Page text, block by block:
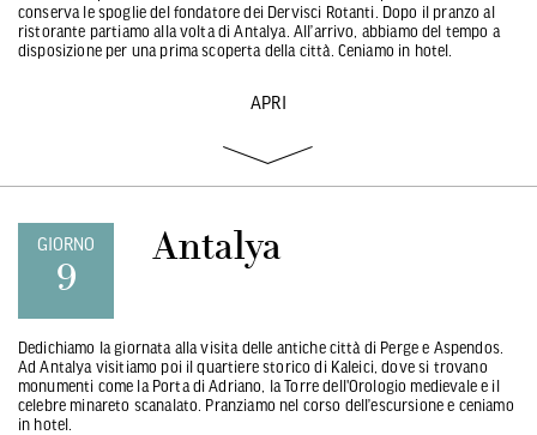
conserva le spoglie del fondatore dei Dervisci Rotanti. Dopo il pranzo al
ristorante partiamo alla volta di Antalya. All’arrivo, abbiamo del tempo a
disposizione per una prima scoperta della città. Ceniamo in hotel.
APRI
GIORNO
9
Antalya
Dedichiamo la giornata alla visita delle antiche città di Perge e Aspendos.
Ad Antalya visitiamo poi il quartiere storico di Kaleici, dove si trovano
monumenti come la Porta di Adriano, la Torre dell'Orologio medievale e il
celebre minareto scanalato. Pranziamo nel corso dell’escursione e ceniamo
in hotel.